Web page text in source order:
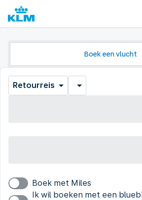
Boek een vlucht
Retourreis
Boek met Miles
Ik wil boeken met een